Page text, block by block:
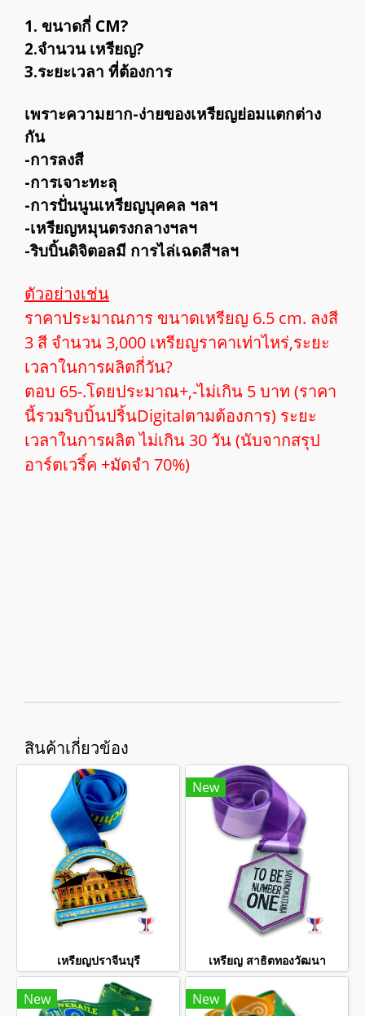
1. ขนาดกี่ CM?
2.จำนวน เหรียญ?
3.ระยะเวลา ที่ต้องการ
เพราะความยาก-ง่ายของเหรียญย่อมแตกต่าง
กัน
-การลงสี
-การเจาะทะลุ
-การปั่นนูนเหรียญบุคคล ฯลฯ
-เหรียญหมุนตรงกลางฯลฯ
-ริบบิ้นดิจิตอลมี การไล่เฉดสีฯลฯ
ตัวอย่างเช่น
ราคาประมาณการ ขนาดเหรียญ 6.5 cm. ลงสี
3 สี จำนวน 3,000 เหรียญราคาเท่าไหร่,ระยะ
เวลาในการผลิตกี่วัน?
ตอบ 65-.โดยประมาณ+,-ไม่เกิน 5 บาท (ราคา
นี้รวมริบบิ้นปริ้นDigitalตามต้องการ) ระยะ
เวลาในการผลิต ไม่เกิน 30 วัน (นับจากสรุป
อาร์ตเวริ์ค +มัดจำ 70%)
สินค้าเกี่ยวข้อง
เหรียญปราจีนบุรี
New
เหรียญ สาธิตทองวัฒนา
New New